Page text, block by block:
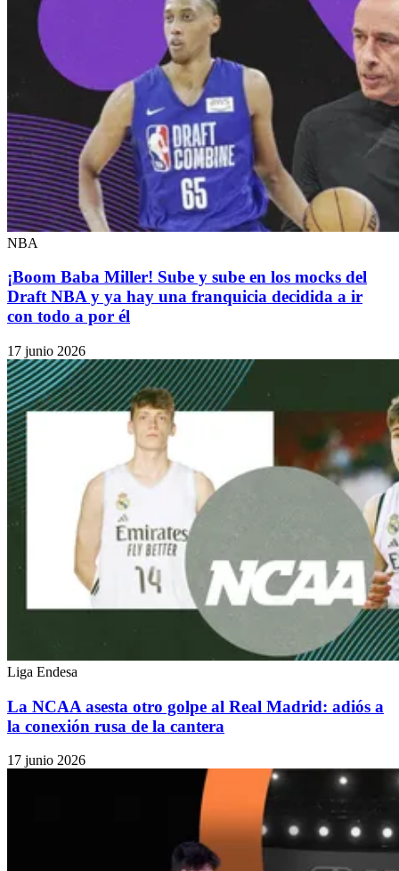
NBA
¡Boom Baba Miller! Sube y sube en los mocks del
Draft NBA y ya hay una franquicia decidida a ir
con todo a por él
17 junio 2026
Liga Endesa
La NCAA asesta otro golpe al Real Madrid: adiós a
la conexión rusa de la cantera
17 junio 2026